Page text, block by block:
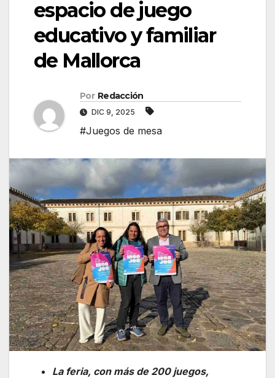
espacio de juego
educativo y familiar
de Mallorca
Por Redacción
DIC 9, 2025
#Juegos de mesa
La feria, con más de 200 juegos,